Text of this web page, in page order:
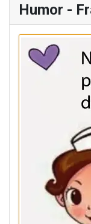
Humor -